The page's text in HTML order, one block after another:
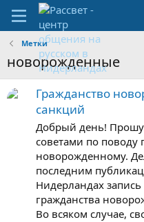
Метки
новорожденные
Гражданство
санкций
Добрый день! Прошу
советами по поводу
новорожденному.
последним
Нидерландах
гражданства
Во всяком случае,